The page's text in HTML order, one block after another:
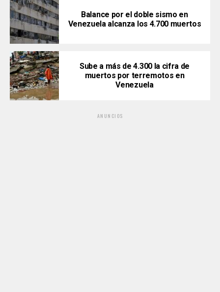
Balance por el doble sismo en
Venezuela alcanza los 4.700 muertos
Sube a más de 4.300 la cifra de
muertos por terremotos en
Venezuela
ANUNCIOS